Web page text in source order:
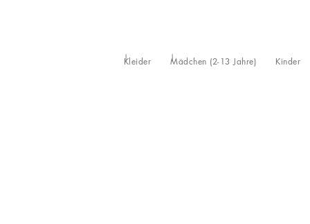
Kinder
Mädchen (2-13 Jahre)
Kleider